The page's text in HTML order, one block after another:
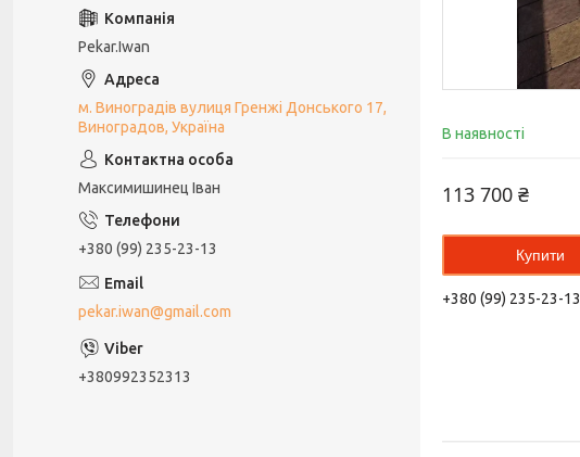
В наявності
113 700 ₴
Купити
+380 (99) 235-23-13
Pekar.Iwan
м. Виноградів вулиця Гренжі Донського 17,
Виноградов, Україна
Максимишинец Іван
+380 (99) 235-23-13
pekar.iwan@gmail.com
+380992352313